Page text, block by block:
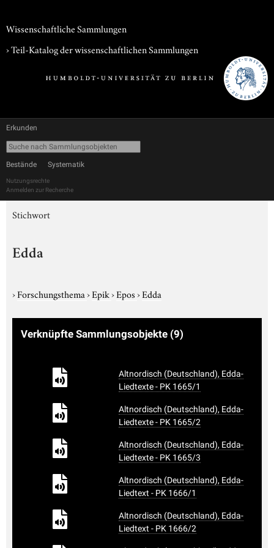
Wissenschaftliche Sammlungen
› Teil-Katalog der wissenschaftlichen Sammlungen
Erkunden
Bestände Systematik
Nutzungsrechte
Anmelden zur Recherche
Stichwort
Edda
›Forschungsthema›Epik›Epos›Edda
Verknüpfte Sammlungsobjekte (9)
Altnordisch (Deutschland), Edda-
Liedtexte - PK 1665/1
Altnordisch (Deutschland), Edda-
Liedtexte - PK 1665/2
Altnordisch (Deutschland), Edda-
Liedtexte - PK 1665/3
Altnordisch (Deutschland), Edda-
Liedtext - PK 1666/1
Altnordisch (Deutschland), Edda-
Liedtext - PK 1666/2